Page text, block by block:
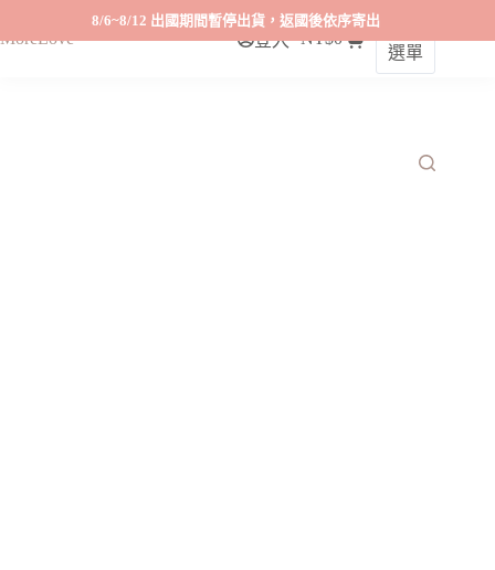
8/6~8/12 出國期間暫停出貨，返國後依序寄出
MoreLove 登入 NT$0
選單